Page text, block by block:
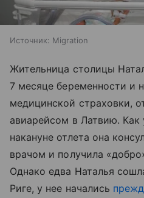
Источник: Migration
Жительница столицы
7 месяце беременности и
медицинской страховки,
авиарейсом в Латвию.
накануне отлета она
врачом и получила
Однако едва Наталья
Риге, у нее начались